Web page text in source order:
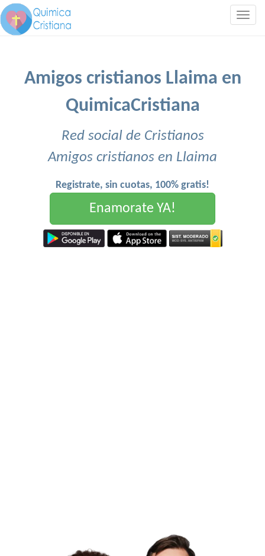
Amigos cristianos Llaima en
QuimicaCristiana
Red social de Cristianos
Amigos cristianos en Llaima
Registrate, sin cuotas, 100% gratis!
Enamorate YA!